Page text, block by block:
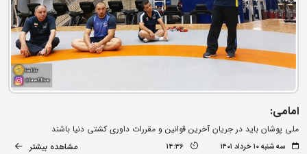
امامی:
ملی پوشان باید در جریان آخرین قوانین و مقررات داوری کشتی دنیا باشند
سه شنبه ۱۰ خرداد ۱۴۰۱ 14:36 مشاهده بیشتر